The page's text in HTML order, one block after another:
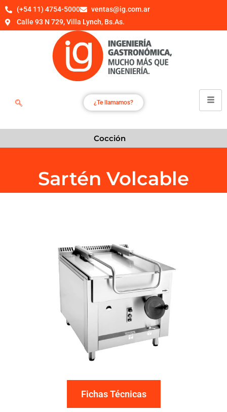
(+54 11) 4754-5000
ventas@ig.com.ar
Calle 93 N 729, Villa Lynch, Bs.As.
¿Te llamamos?
Cocción
Sartén Volcable
Fichas Técnicas